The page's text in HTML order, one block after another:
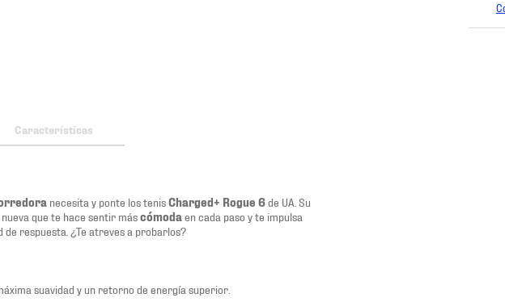
Características
necesita y ponte los tenisCharged+ Rogue 6de UA. Su
que te hace sentir máscómoda en cada paso y te impulsa
respuesta. ¿Te atreves a probarlos?
suavidad y un retorno de energía superior.